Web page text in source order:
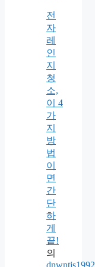
전
자
레
인
지
청
소,
이 4
가
지
방
법
이
면
간
단
하
게
끝!
의
dnwntjs1992